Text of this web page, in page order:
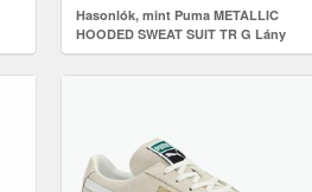
Hasonlók, mint Puma METALLIC
HOODED SWEAT SUIT TR G Lány
melegítő szett, lazac, méret